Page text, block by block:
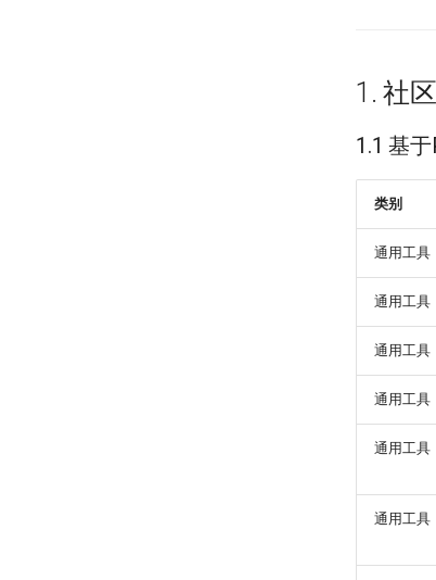
1. 社
1.1 基
类别
通用工具
通用工具
通用工具
通用工具
通用工具
通用工具